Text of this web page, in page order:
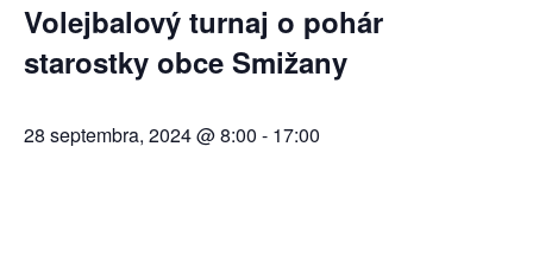
Volejbalový turnaj o pohár
starostky obce Smižany
28 septembra, 2024 @ 8:00 - 17:00